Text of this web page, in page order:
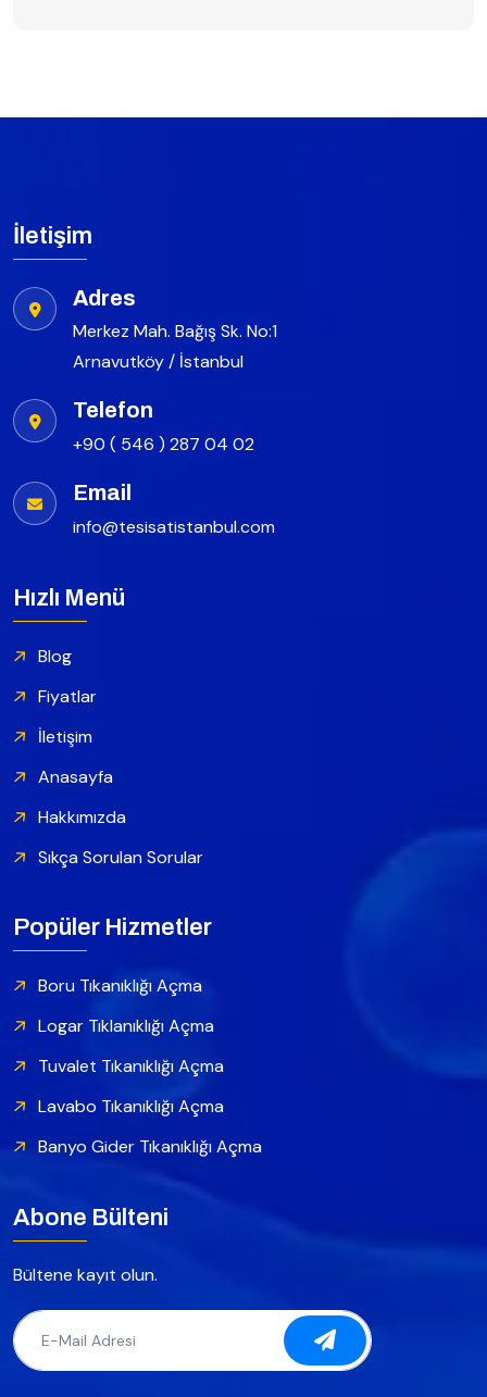
İletişim
Adres
Merkez Mah. Bağış Sk. No:1
Arnavutköy / İstanbul
Telefon
+90 ( 546 ) 287 04 02
Email
info@tesisatistanbul.com
Hızlı Menü
Blog
Fiyatlar
İletişim
Anasayfa
Hakkımızda
Sıkça Sorulan Sorular
Popüler Hizmetler
Boru Tıkanıklığı Açma
Logar Tıklanıklığı Açma
Tuvalet Tıkanıklığı Açma
Lavabo Tıkanıklığı Açma
Banyo Gider Tıkanıklığı Açma
Abone Bülteni
Bültene kayıt olun.